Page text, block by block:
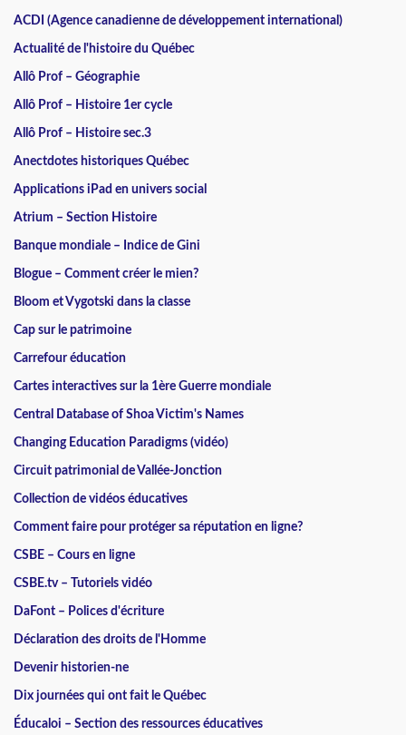
ACDI (Agence canadienne de développement international)
Actualité de l'histoire du Québec
Allô Prof – Géographie
Allô Prof – Histoire 1er cycle
Allô Prof – Histoire sec.3
Anectdotes historiques Québec
Applications iPad en univers social
Atrium – Section Histoire
Banque mondiale – Indice de Gini
Blogue – Comment créer le mien?
Bloom et Vygotski dans la classe
Cap sur le patrimoine
Carrefour éducation
Cartes interactives sur la 1ère Guerre mondiale
Central Database of Shoa Victim's Names
Changing Education Paradigms (vidéo)
Circuit patrimonial de Vallée-Jonction
Collection de vidéos éducatives
Comment faire pour protéger sa réputation en ligne?
CSBE – Cours en ligne
CSBE.tv – Tutoriels vidéo
DaFont – Polices d'écriture
Déclaration des droits de l'Homme
Devenir historien-ne
Dix journées qui ont fait le Québec
Éducaloi – Section des ressources éducatives